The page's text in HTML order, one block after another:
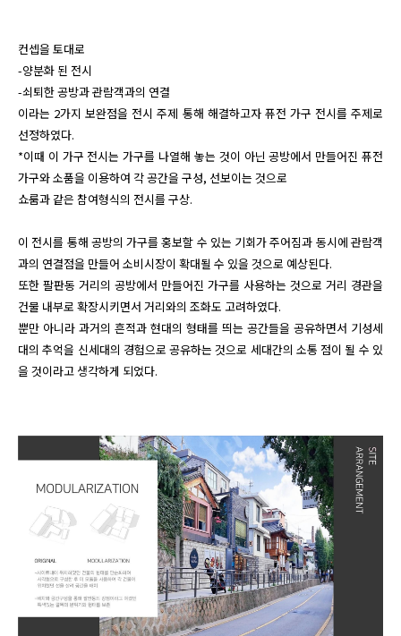
컨셉을 토대로
-양분화 된 전시
-쇠퇴한 공방과 관람객과의 연결
이라는 2가지 보완점을 전시 주제 통해 해결하고자 퓨전 가구 전시를 주제로
선정하였다.
*이때 이 가구 전시는 가구를 나열해 놓는 것이 아닌 공방에서 만들어진 퓨전
가구와 소품을 이용하여 각 공간을 구성, 선보이는 것으로
쇼룸과 같은 참여형식의 전시를 구상.
이 전시를 통해 공방의 가구를 홍보할 수 있는 기회가 주어짐과 동시에 관람객
과의 연결점을 만들어 소비시장이 확대될 수 있을 것으로 예상된다.
또한 팔판동 거리의 공방에서 만들어진 가구를 사용하는 것으로 거리 경관을
건물 내부로 확장시키면서 거리와의 조화도 고려하였다.
뿐만 아니라 과거의 흔적과 현대의 형태를 띄는 공간들을 공유하면서 기성세
대의 추억을 신세대의 경험으로 공유하는 것으로 세대간의 소통 점이 될 수 있
을 것이라고 생각하게 되었다.